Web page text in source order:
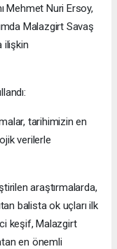
Mehmet Nuri Ersoy,
Malazgirt Savaş
ilişkin
tarihimizin en
verilerle
araştırmalarda,
balista ok uçları ilk
keşif, Malazgirt
en önemli